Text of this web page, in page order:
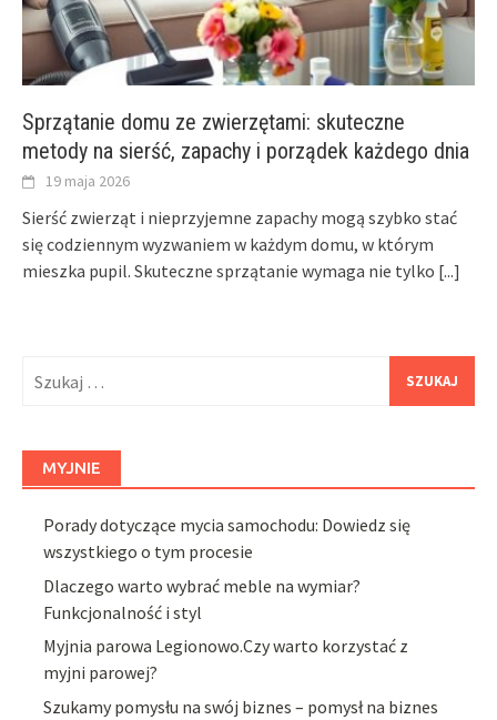
Sprzątanie domu ze zwierzętami: skuteczne
metody na sierść, zapachy i porządek każdego dnia
19 maja 2026
Sierść zwierząt i nieprzyjemne zapachy mogą szybko stać
się codziennym wyzwaniem w każdym domu, w którym
mieszka pupil. Skuteczne sprzątanie wymaga nie tylko [...]
MYJNIE
Porady dotyczące mycia samochodu: Dowiedz się
wszystkiego o tym procesie
Dlaczego warto wybrać meble na wymiar?
Funkcjonalność i styl
Myjnia parowa Legionowo.Czy warto korzystać z
myjni parowej?
Szukamy pomysłu na swój biznes – pomysł na biznes